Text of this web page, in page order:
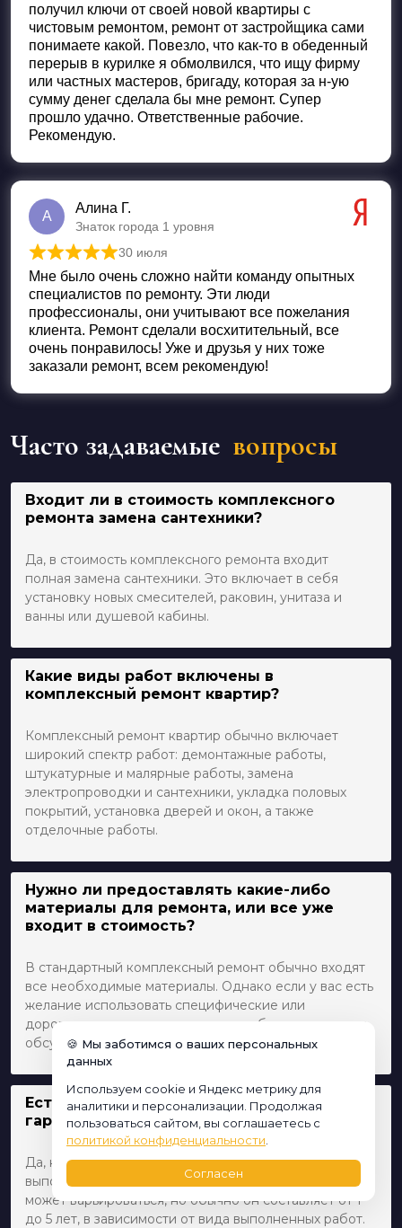
получил ключи от своей новой квартиры с
чистовым ремонтом, ремонт от застройщика сами
понимаете какой. Повезло, что как-то в обеденный
перерыв в курилке я обмолвился, что ищу фирму
или частных мастеров, бригаду, которая за н-ую
сумму денег сделала бы мне ремонт. Супер
прошло удачно. Ответственные рабочие.
Рекомендую.
А
Алина Г.
Знаток города 1 уровня
Оценка 5 из 5
30 июля
Мне было очень сложно найти команду опытных
специалистов по ремонту. Эти люди
профессионалы, они учитывают все пожелания
клиента. Ремонт сделали восхитительный, все
очень понравилось! Уже и друзья у них тоже
заказали ремонт, всем рекомендую!
Часто задаваемые вопросы
Входит ли в стоимость комплексного
ремонта замена сантехники?
Да, в стоимость комплексного ремонта входит
полная замена сантехники. Это включает в себя
установку новых смесителей, раковин, унитаза и
ванны или душевой кабины.
Какие виды работ включены в
комплексный ремонт квартир?
Комплексный ремонт квартир обычно включает
широкий спектр работ: демонтажные работы,
штукатурные и малярные работы, замена
электропроводки и сантехники, укладка половых
покрытий, установка дверей и окон, а также
отделочные работы.
Нужно ли предоставлять какие-либо
материалы для ремонта, или все уже
входит в стоимость?
В стандартный комплексный ремонт обычно входят
все необходимые материалы. Однако если у вас есть
желание использовать специфические или
дорогостоящие материалы, их приобретение может
обсуждаться дополнительно.
Есть ли у вашей компании какие-либо
гарантии на выполненные работы?
Да, наша компания предоставляет гарантию на все
выполненные ремонтные работы. Срок гарантии
может варьироваться, но обычно он составляет от 1
до 5 лет, в зависимости от вида выполненных работ.
🍪 Мы заботимся о ваших персональных
данных
Используем cookie и Яндекс метрику для
аналитики и персонализации. Продолжая
пользоваться сайтом, вы соглашаетесь с
политикой конфиденциальности
Согласен